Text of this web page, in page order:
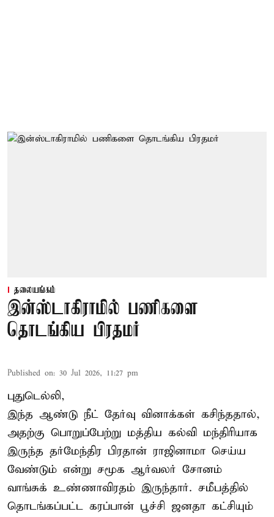
தலையங்கம்
இன்ஸ்டாகிராமில் பணிகளை
தொடங்கிய பிரதமர்
Published on: 30 Jul 2026, 11:27 pm
புதுடெல்லி,
இந்த ஆண்டு நீட் தேர்வு வினாக்கள் கசிந்ததால்,
அதற்கு பொறுப்பேற்று மத்திய கல்வி மந்திரியாக
இருந்த தர்மேந்திர பிரதான் ராஜினாமா செய்ய
வேண்டும் என்று சமூக ஆர்வலர் சோனம்
வாங்சுக் உண்ணாவிரதம் இருந்தார். சமீபத்தில்
தொடங்கப்பட்ட கரப்பான் பூச்சி ஜனதா கட்சியும்